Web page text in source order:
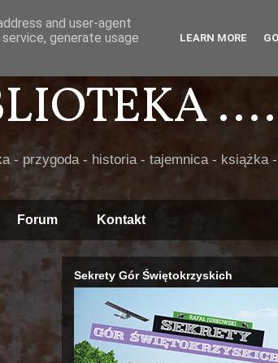
- przygoda - historia - tajemnica - książka
Forum Kontakt
Sekrety Gór Świętokrzyskich
and user-agent
generate usage
LEARN MORE